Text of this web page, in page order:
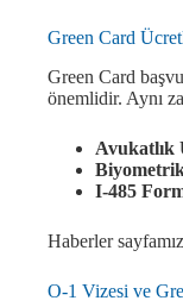
Green Card
Green Card
önemlidir. Aynı
Avukatlık
I-485
Haberler
O-1 Vizesi ve